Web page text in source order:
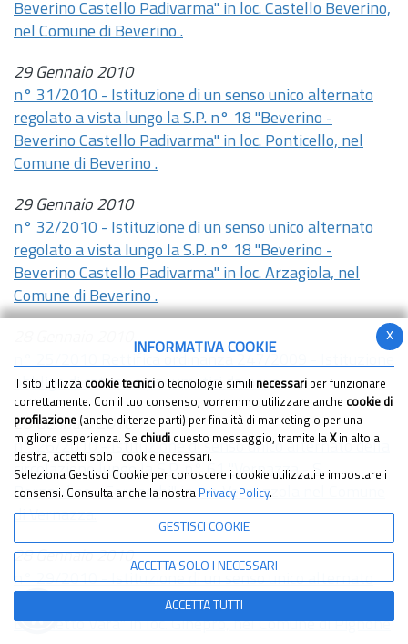
Beverino Castello Padivarma" in loc. Castello Beverino,
nel Comune di Beverino .
29 Gennaio 2010
n° 31/2010 - Istituzione di un senso unico alternato
regolato a vista lungo la S.P. n° 18 "Beverino -
Beverino Castello Padivarma" in loc. Ponticello, nel
Comune di Beverino .
29 Gennaio 2010
n° 32/2010 - Istituzione di un senso unico alternato
regolato a vista lungo la S.P. n° 18 "Beverino -
Beverino Castello Padivarma" in loc. Arzagiola, nel
Comune di Beverino .
obbligo di catene o pneumatici da neve.
28 Gennaio 2010
n° 26/2010 - Istituzione di senso unico alternato della
circolazione lungo la S.P. n° 61 "Vernazza - S.
Bernardino - Fornacchi" in loc. Vernazzola nel Comune
di Vernazza.
28 Gennaio 2010
n° 29/2010 - Istituzione di un senso unico alternato
regolato a vista lungo la S.P. n° 34 "Pignone - Casale -
Borghetto Vara" in loc. Ginepro, nel Comune di Pignone
x
INFORMATIVA COOKIE
Il sito utilizza cookie tecnici o tecnologie simili necessari per funzionare
correttamente. Con il tuo consenso, vorremmo utilizzare anche cookie di
profilazione (anche di terze parti) per finalità di marketing o per una
migliore esperienza. Se chiudi questo messaggio, tramite la Xin alto a
destra, accetti solo i cookie necessari.
Seleziona Gestisci Cookie per conoscere i cookie utilizzati e impostare i
consensi. Consulta anche la nostra Privacy Policy.
GESTISCI COOKIE
ACCETTA SOLO I NECESSARI
ACCETTA TUTTI